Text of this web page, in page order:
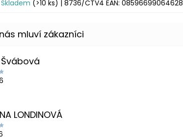
Skladem (>10 ks) | 8736/CTV4 EAN: 08596699064628
LONDINOVÁ